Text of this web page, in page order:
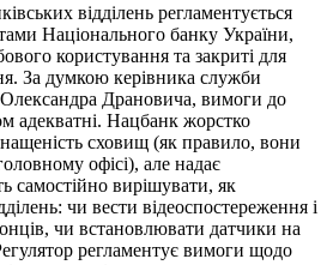
відділень регламентується
Національного банку України,
користування та закриті для
За думкою керівника служби
Драновича, вимоги до
адекватні. Нацбанк жорстко
сховищ (як правило, вони
офісі), але надає
самостійно вирішувати, як
чи вести відеоспостереження і
чи встановлювати датчики на
регламентує вимоги щодо